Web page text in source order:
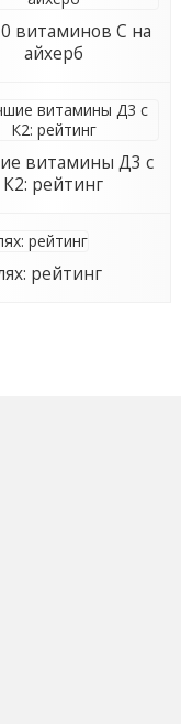
витаминов С на
айхерб
витамины Д3 с
К2: рейтинг
рейтинг